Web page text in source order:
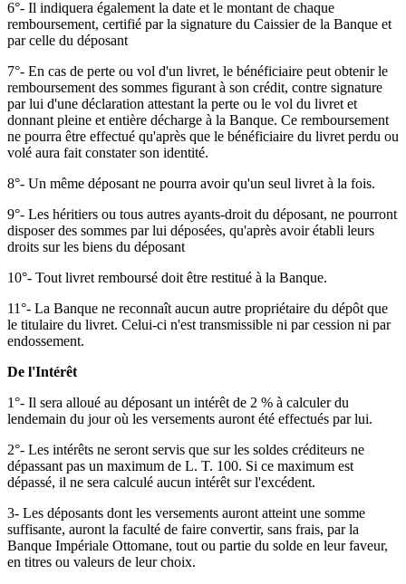
6°- Il indiquera également la date et le montant de chaque
remboursement, certifié par la signature du Caissier de la Banque et
par celle du déposant
7°- En cas de perte ou vol d'un livret, le bénéficiaire peut obtenir le
remboursement des sommes figurant à son crédit, contre signature
par lui d'une déclaration attestant la perte ou le vol du livret et
donnant pleine et entière décharge à la Banque. Ce remboursement
ne pourra être effectué qu'après que le bénéficiaire du livret perdu ou
volé aura fait constater son identité.
8°- Un même déposant ne pourra avoir qu'un seul livret à la fois.
9°- Les héritiers ou tous autres ayants-droit du déposant, ne pourront
disposer des sommes par lui déposées, qu'après avoir établi leurs
droits sur les biens du déposant
10°- Tout livret remboursé doit être restitué à la Banque.
11°- La Banque ne reconnaît aucun autre propriétaire du dépôt que
le titulaire du livret. Celui-ci n'est transmissible ni par cession ni par
endossement.
De l'Intérêt
1°- Il sera alloué au déposant un intérêt de 2 % à calculer du
lendemain du jour où les versements auront été effectués par lui.
2°- Les intérêts ne seront servis que sur les soldes créditeurs ne
dépassant pas un maximum de L. T. 100. Si ce maximum est
dépassé, il ne sera calculé aucun intérêt sur l'excédent.
3- Les déposants dont les versements auront atteint une somme
suffisante, auront la faculté de faire convertir, sans frais, par la
Banque Impériale Ottomane, tout ou partie du solde en leur faveur,
en titres ou valeurs de leur choix.